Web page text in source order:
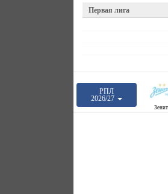
Первая лига
РПЛ
2026/27
Зенит